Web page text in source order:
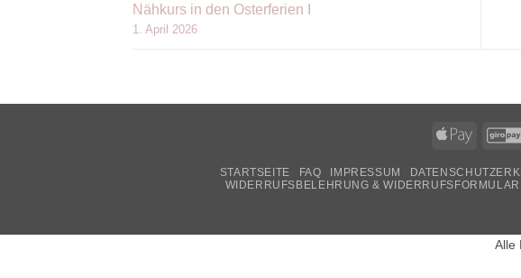
Nähkurs in den Osterferien I
1. April 2026
Apple
STARTSEITE FAQ IMPRESSUM
WIDERRUFSBELEHRUNG & WIDERRUFSFORMULAR
Alle